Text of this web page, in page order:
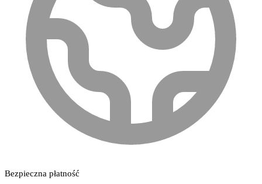
Bezpieczna płatność